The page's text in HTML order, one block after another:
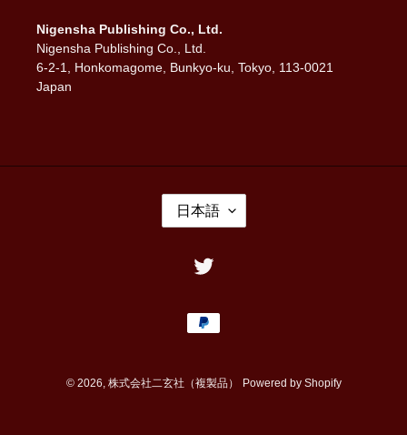
Nigensha Publishing Co., Ltd.
Nigensha Publishing Co., Ltd.
6-2-1, Honkomagome, Bunkyo-ku, Tokyo, 113-0021
Japan
言
語
日本語
Twitter
決
済
© 2026, 株式会社二玄社（複製品） Powered by Shopify